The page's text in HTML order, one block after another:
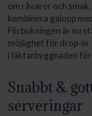
om råvaror och
kombinera galopp
Förbokningen är nu
möjlighet för drop-in.
i läktarbyggnaden
Snabbt &
serveringar